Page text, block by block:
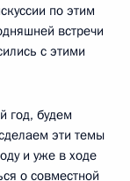
по этим
встречи
с этими
год, будем
эти темы
и уже в ходе
о совместной